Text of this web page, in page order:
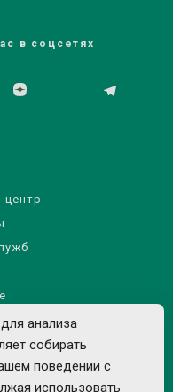
в соцсетях
центр
сайта
данных
анализа
собирать
поведении с
использовать